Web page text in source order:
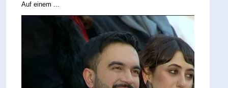
Auf einem ...